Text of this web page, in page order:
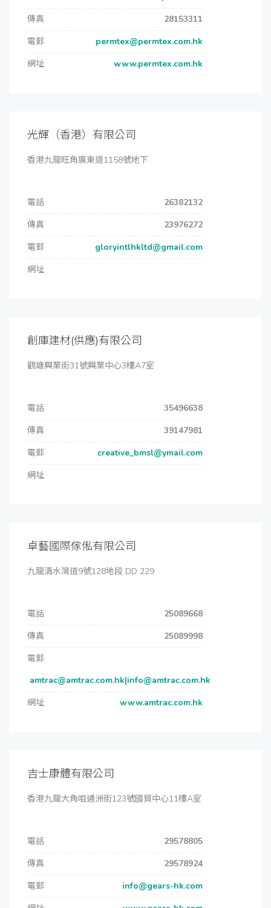
傳真
28153311
電郵
permtex@permtex.com.hk
網址
www.permtex.com.hk
光輝（香港）有限公司
香港九龍旺角廣東道1158號地下
電話
26382132
傳真
23976272
電郵
gloryintlhkltd@gmail.com
網址
創庫建材(供應)有限公司
觀塘興業街31號興業中心3樓A7室
電話
35496638
傳真
39147981
電郵
creative_bmsl@ymail.com
網址
卓藝國際傢俬有限公司
九龍清水灣道9號128地段 DD 229
電話
25089668
傳真
25089998
電郵
amtrac@amtrac.com.hk|info@amtrac.com.hk
網址
www.amtrac.com.hk
吉士康體有限公司
香港九龍大角咀通洲街123號國貿中心11樓A室
電話
29578805
傳真
29578924
電郵
info@gears-hk.com